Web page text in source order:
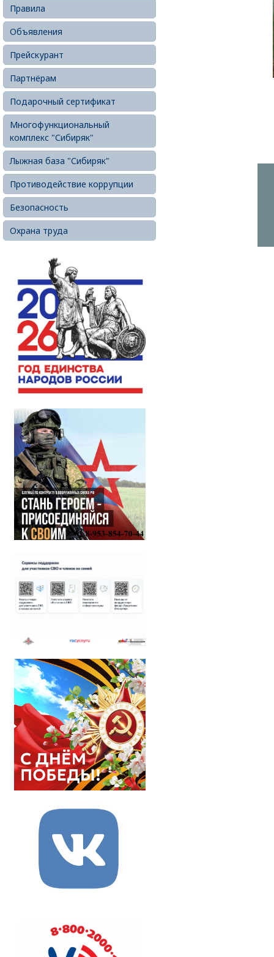
Правила
Объявления
Прейскурант
Партнёрам
Подарочный сертификат
Многофункциональный
комплекс "Сибиряк"
Лыжная база "Сибиряк"
Противодействие коррупции
Безопасность
Охрана труда